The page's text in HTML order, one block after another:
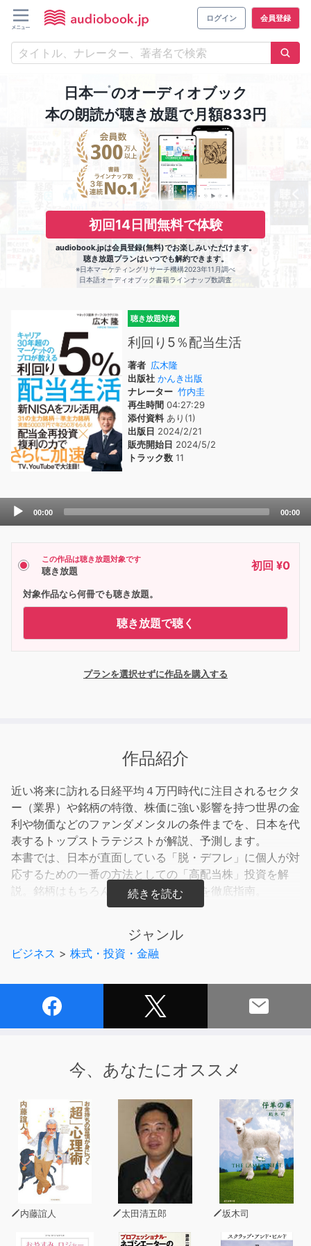
ログイン 会員登録
日本一※のオーディオブック
本の朗読が聴き放題で月額833円
初回14日間無料で体験
audiobook.jpは会員登録(無料)でお楽しみいただけます。
聴き放題プランはいつでも解約できます。
※日本マーケティングリサーチ機構2023年11月調べ
日本語オーディオブック書籍ラインナップ数調査
聴き放題対象
利回り5％配当生活
著者 広木隆
出版社 かんき出版
ナレーター 竹内圭
再生時間 04:27:29
添付資料あり(1)
出版日 2024/2/21
販売開始日 2024/5/2
トラック数 11
Audio
Player
00:00 00:00
この作品は聴き放題対象です
聴き放題 初回 ¥0
対象作品なら何冊でも聴き放題。
聴き放題で聴く
プランを選択せずに作品を購入する
作品紹介
近い将来に訪れる日経平均４万円時代に注目されるセクタ
ー（業界）や銘柄の特徴、株価に強い影響を持つ世界の金
利や物価などのファンダメンタルの条件までを、日本を代
表するトップストラテジストが解説、予測します。
本書では、日本が直面している「脱・デフレ」に個人が対
応するための一番の方法としての「高配当株」投資を解
説。銘柄はもちろん、買い方、考え方を徹底指南。
著者は、業界屈指の「強気派」。日経平均３万円超えをい
Newsモーニングサテライト、日経ニュース プラス9をは
じめ、経済番組で４万円への道筋をロジカルに語ってい
ジャンル
ビジネス > 株式・投資・金融
今、あなたにオススメ
内藤誼人 太田清五郎 坂木司